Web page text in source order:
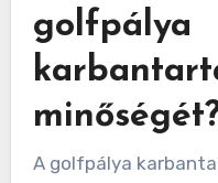
golfpálya
A golfpálya